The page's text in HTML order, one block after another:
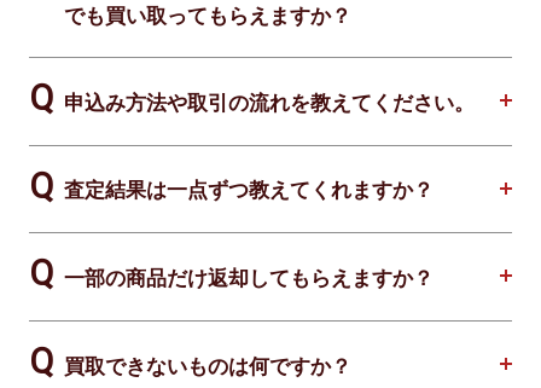
でも買い取ってもらえますか？
申込み方法や取引の流れを教えてください。
査定結果は一点ずつ教えてくれますか？
一部の商品だけ返却してもらえますか？
買取できないものは何ですか？